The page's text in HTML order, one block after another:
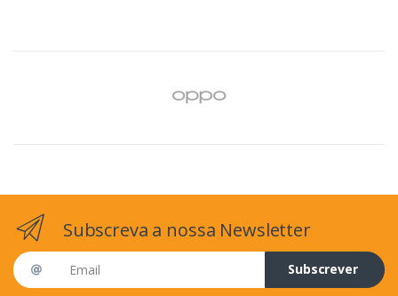
Subscreva a nossa Newsletter
Email address
Subscrever